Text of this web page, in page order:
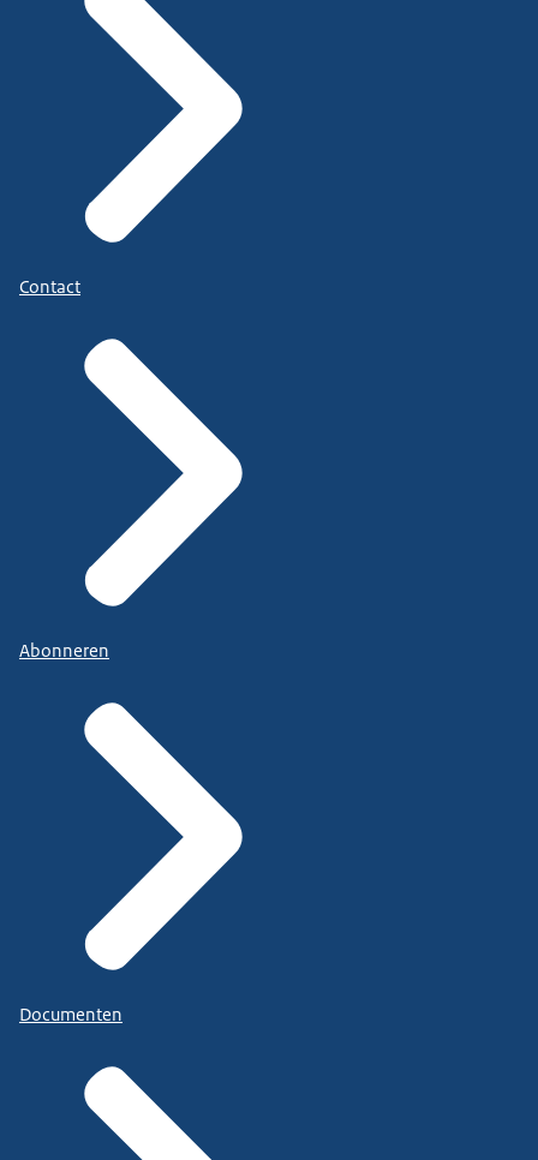
Contact
Abonneren
Documenten